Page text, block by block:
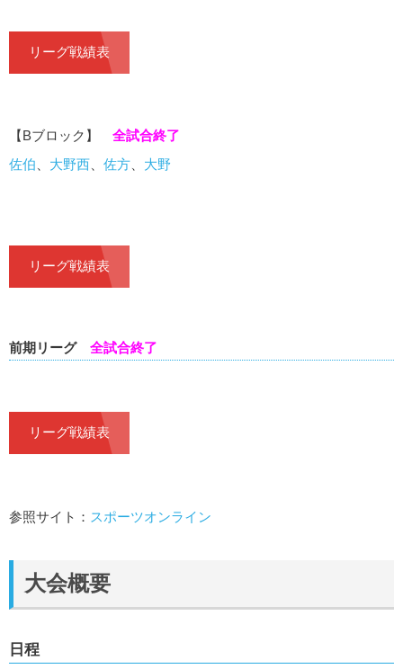
リーグ戦績表
【Bブロック】 全試合終了
佐伯
大野西 佐方 大野
リーグ戦績表
前期リーグ全試合終了
リーグ戦績表
参照サイト： スポーツオンライン
大会概要
日程